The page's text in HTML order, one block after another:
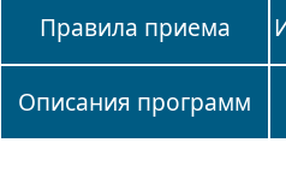
Правила приема
Описания программ